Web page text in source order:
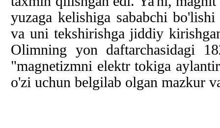
yuzaga kelishiga sababchi
va uni tekshirishga jiddiy
Olimning yon daftarchasidagi
"magnetizmni elektr tokiga
o'zi uchun belgilab olgan mazkur